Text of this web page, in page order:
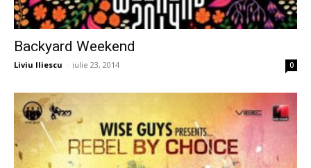
Backyard Weekend
Liviu Iliescu - iulie 23, 2014 0